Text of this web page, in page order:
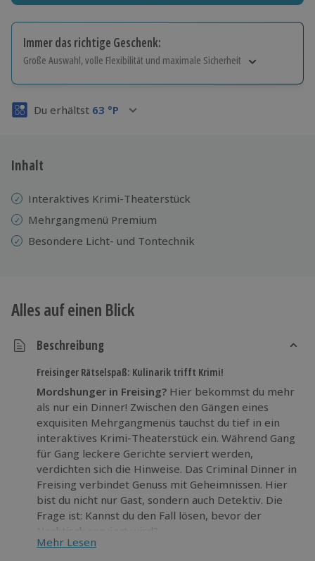
Immer das richtige Geschenk:
Große Auswahl, volle Flexibilität und maximale Sicherheit
Volle Flexibilität
3 Jahre gültig & verlängerbar.
Du erhältst 63 °P
Inhalt
Interaktives Krimi-Theaterstück
Mehrgangmenü Premium
Besondere Licht- und Tontechnik
Alles auf einen Blick
Beschreibung
Freisinger Rätselspaß: Kulinarik trifft Krimi!
Mordshunger in Freising? Hier bekommst du mehr
als nur ein Dinner! Zwischen den Gängen eines
exquisiten Mehrgangmenüs tauchst du tief in ein
interaktives Krimi-Theaterstück ein. Während Gang
für Gang leckere Gerichte serviert werden,
verdichten sich die Hinweise. Das Criminal Dinner in
Freising verbindet Genuss mit Geheimnissen. Hier
bist du nicht nur Gast, sondern auch Detektiv. Die
Frage ist: Kannst du den Fall lösen, bevor der
Nachtisch serviert wird?
Erlebeeinen köstlichen, humorvollen und
Mehr Lesen